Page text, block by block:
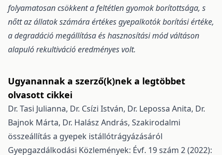
folyamatosan csökkent a feltétlen gyomok borítottsága, s
nőtt az állatok számára értékes gyepalkotók borítási értéke,
a degradáció megállítása és hasznosítási mód váltáson
alapuló rekultiváció eredményes volt.
Ugyanannak a szerző(k)nek a legtöbbet
olvasott cikkei
Dr. Tasi Julianna, Dr. Csízi István, Dr. Lepossa Anita, Dr.
Bajnok Márta, Dr. Halász András, Szakirodalmi
összeállítás a gyepek istállótrágyázásáról
Gyepgazdálkodási Közlemények: Évf. 19 szám 2 (2022):